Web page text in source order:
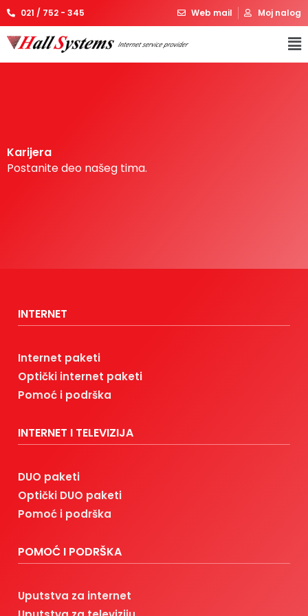
021 / 752 - 345 Web mail Moj nalog
Karijera
Postanite deo našeg tima.
INTERNET
Internet paketi
Optički internet paketi
Pomoć i podrška
INTERNET I TELEVIZIJA
DUO paketi
Optički DUO paketi
Pomoć i podrška
POMOĆ I PODRŠKA
Uputstva za internet